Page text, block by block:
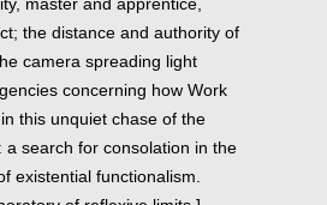
master and apprentice,
the distance and authority of
camera spreading light
concerning how Work
this unquiet chase of the
a search for consolation in the
existential functionalism.